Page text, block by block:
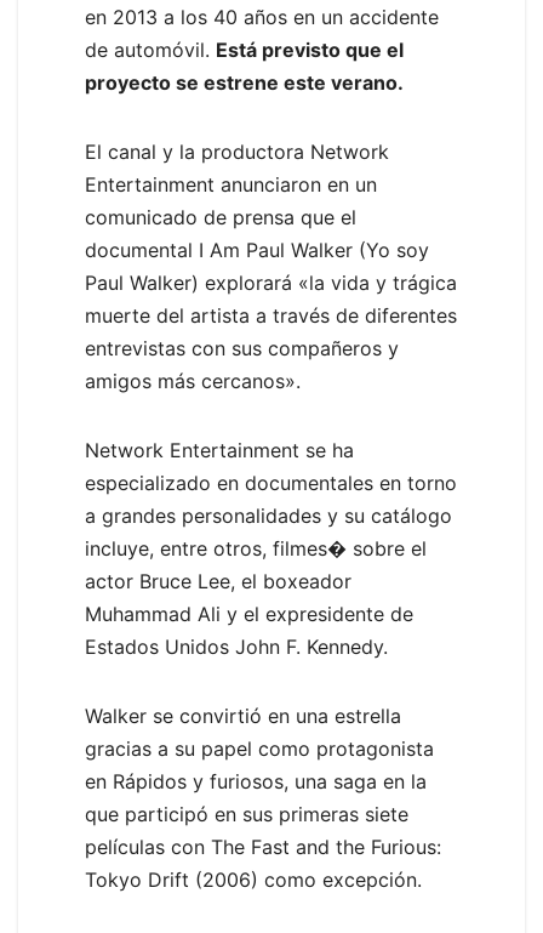
en 2013 a los 40 años en un accidente
de automóvil. Está previsto que el
proyecto se estrene este verano.
El canal y la productora Network
Entertainment anunciaron en un
comunicado de prensa que el
documental I Am Paul Walker (Yo soy
Paul Walker) explorará «la vida y trágica
muerte del artista a través de diferentes
entrevistas con sus compañeros y
amigos más cercanos».
Network Entertainment se ha
especializado en documentales en torno
a grandes personalidades y su catálogo
incluye, entre otros, filmes� sobre el
actor Bruce Lee, el boxeador
Muhammad Ali y el expresidente de
Estados Unidos John F. Kennedy.
Walker se convirtió en una estrella
gracias a su papel como protagonista
en Rápidos y furiosos, una saga en la
que participó en sus primeras siete
películas con The Fast and the Furious:
Tokyo Drift (2006) como excepción.